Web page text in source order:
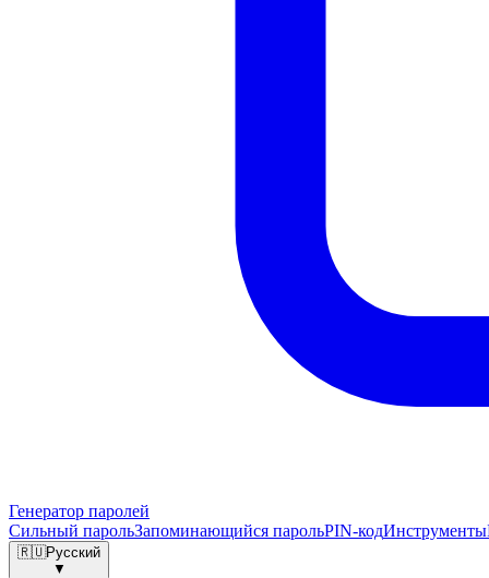
Генератор паролей
Сильный парольЗапоминающийся парольPIN-кодИнструменты
🇷🇺Русский
▼